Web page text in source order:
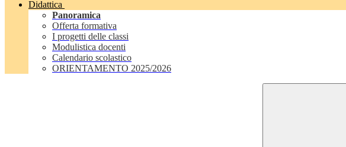
Didattica
Panoramica
Offerta formativa
I progetti delle classi
Modulistica docenti
Calendario scolastico
ORIENTAMENTO 2025/2026